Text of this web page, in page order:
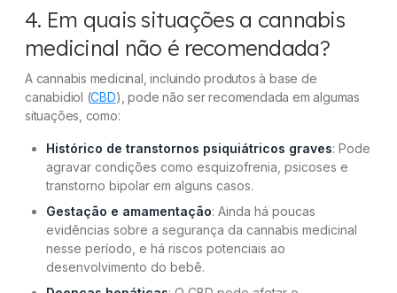
4. Em quais situações a cannabis
medicinal não é recomendada?
A cannabis medicinal, incluindo produtos à base de
canabidiol (CBD), pode não ser recomendada em algumas
situações, como:
Histórico de transtornos psiquiátricos graves: Pode
agravar condições como esquizofrenia, psicoses e
transtorno bipolar em alguns casos.
Gestação e amamentação: Ainda há poucas
evidências sobre a segurança da cannabis medicinal
nesse período, e há riscos potenciais ao
desenvolvimento do bebê.